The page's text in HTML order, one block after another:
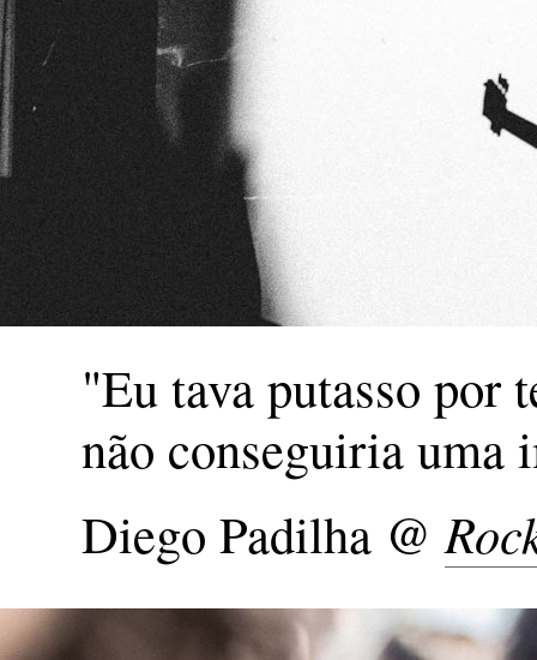
"Eu tava putasso por
não conseguiria uma
Diego Padilha @